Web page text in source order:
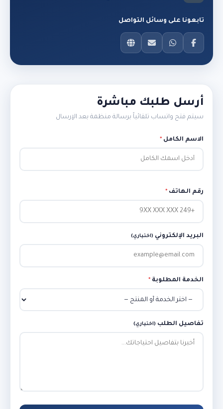
تابعونا على وسائل التواصل
أرسل طلبك مباشرة
سيتم فتح واتساب تلقائياً برسالة منظمة بعد الإرسال
الاسم الكامل *
رقم الهاتف *
البريد الإلكتروني (اختياري)
الخدمة المطلوبة *
تفاصيل الطلب (اختياري)